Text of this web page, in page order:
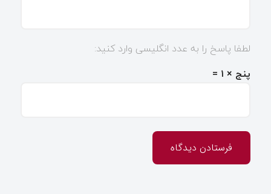
لطفا پاسخ را به عدد انگلیسی وارد کنید:
پنج × ۱ =